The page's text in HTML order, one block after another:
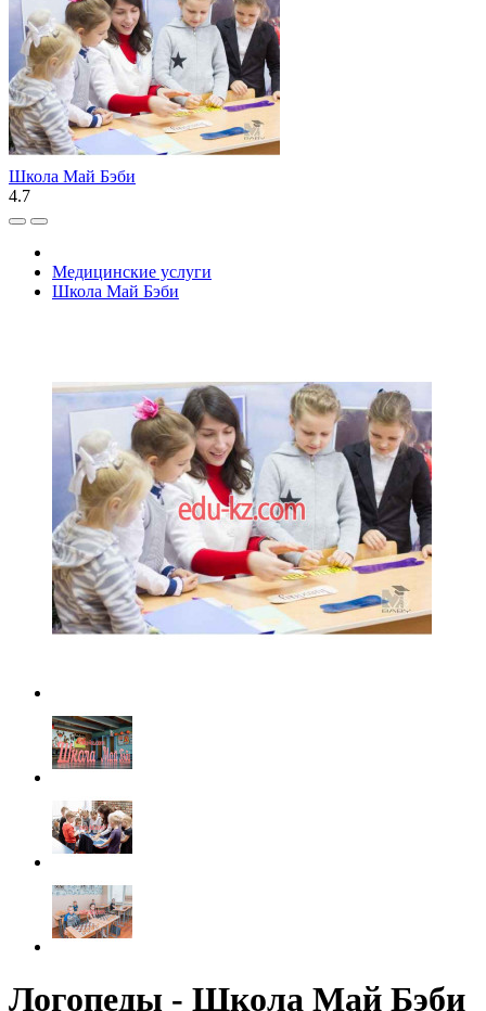
Школа Май Бэби
4.7
Медицинские услуги
Школа Май Бэби
Логопеды - Школа Май Бэби